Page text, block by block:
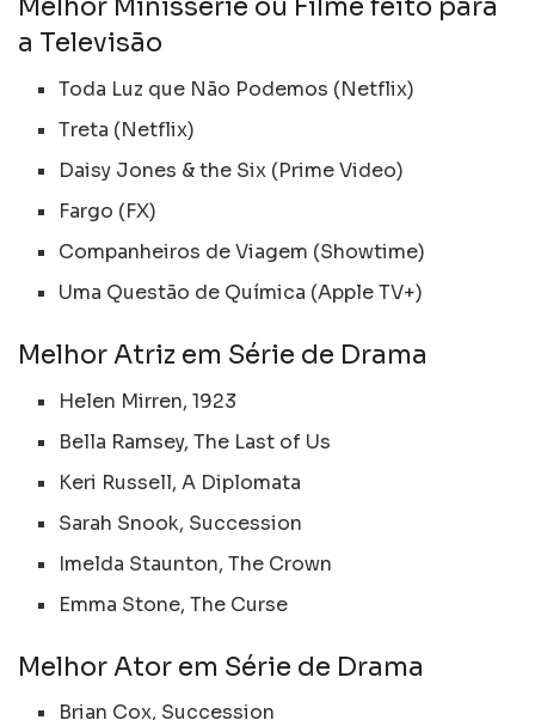
Melhor Minissérie ou Filme feito para
a Televisão
Toda Luz que Não Podemos (Netflix)
Treta (Netflix)
Daisy Jones & the Six (Prime Video)
Fargo (FX)
Companheiros de Viagem (Showtime)
Uma Questão de Química (Apple TV+)
Melhor Atriz em Série de Drama
Helen Mirren, 1923
Bella Ramsey, The Last of Us
Keri Russell, A Diplomata
Sarah Snook, Succession
Imelda Staunton, The Crown
Emma Stone, The Curse
Melhor Ator em Série de Drama
Brian Cox, Succession